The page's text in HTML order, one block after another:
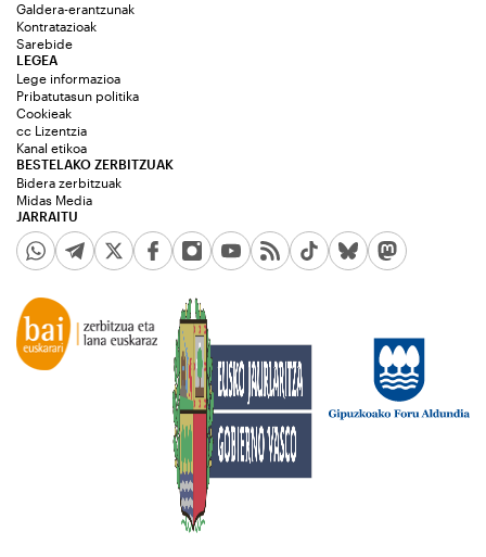
Galdera-erantzunak
Kontratazioak
Sarebide
JARRAITU
LEGEA
Lege informazioa
Pribatutasun politika
Cookieak
cc Lizentzia
Kanal etikoa
BESTELAKO ZERBITZUAK
Bidera zerbitzuak
Midas Media